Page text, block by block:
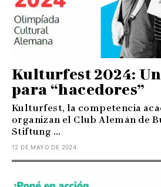
Kulturfest 2024:
para “hacedores”
Kulturfest, la competencia
organizan el Club Alemán de
Stiftung ...
12 DE MAYO DE 2024